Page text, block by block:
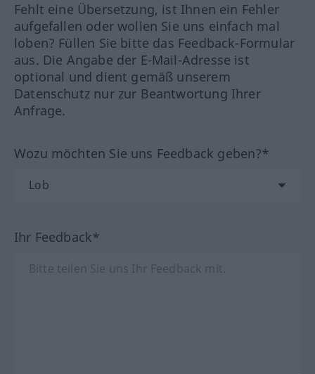
Fehlt eine Übersetzung, ist Ihnen ein Fehler
aufgefallen oder wollen Sie uns einfach mal
loben? Füllen Sie bitte das Feedback-Formular
aus. Die Angabe der E-Mail-Adresse ist
optional und dient gemäß unserem
Datenschutz nur zur Beantwortung Ihrer
Anfrage.
Wozu möchten Sie uns Feedback geben?*
Ihr Feedback*